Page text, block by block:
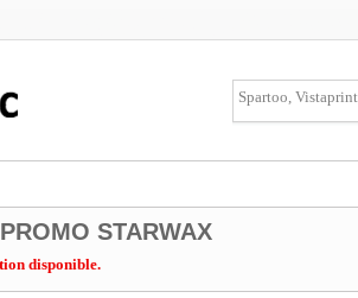
STARWAX
disponible.